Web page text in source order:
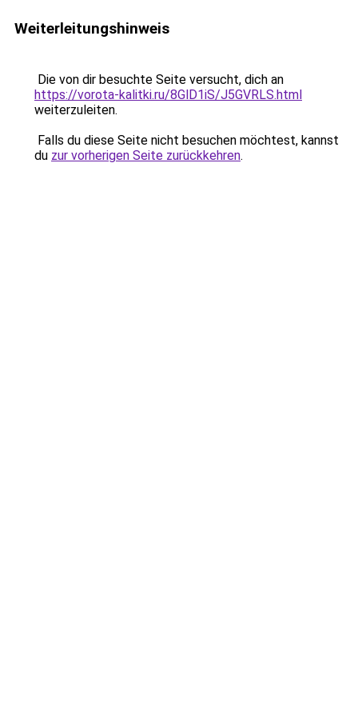
Weiterleitungshinweis
Die von dir besuchte Seite versucht, dich an
https://vorota-kalitki.ru/8GlD1iS/J5GVRLS.html
weiterzuleiten.
Falls du diese Seite nicht besuchen möchtest, kannst
du zur vorherigen Seite zurückkehren.